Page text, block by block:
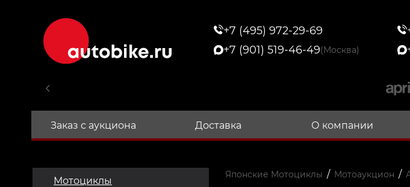
+7 (495) 972-29-69
+7 (901) 519-46-49(Москва)
Заказ с аукциона Доставка О компании
Мотоциклы
Японские Мотоциклы / Мотоаукцион /